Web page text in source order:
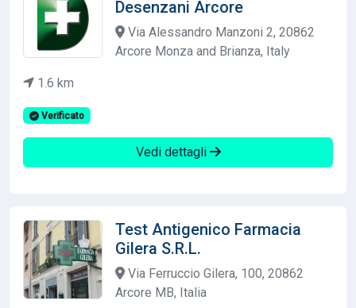
Desenzani Arcore
Via Alessandro Manzoni 2, 20862
Arcore Monza and Brianza, Italy
1.6 km
Verificato
Vedi dettagli
Test Antigenico Farmacia
Gilera S.R.L.
Via Ferruccio Gilera, 100, 20862
Arcore MB, Italia